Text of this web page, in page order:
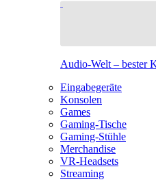
Audio-Welt – bester
Eingabegeräte
Konsolen
Games
Gaming-Tische
Gaming-Stühle
Merchandise
VR-Headsets
Streaming